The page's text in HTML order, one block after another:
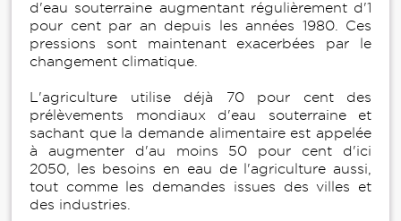
d'eau souterraine augmentant régulièrement d'1
pour cent par an depuis les années 1980. Ces
pressions sont maintenant exacerbées par le
changement climatique.
L'agriculture utilise déjà 70 pour cent des
prélèvements mondiaux d'eau souterraine et
sachant que la demande alimentaire est appelée
à augmenter d'au moins 50 pour cent d'ici
2050, les besoins en eau de l'agriculture aussi,
tout comme les demandes issues des villes et
des industries.